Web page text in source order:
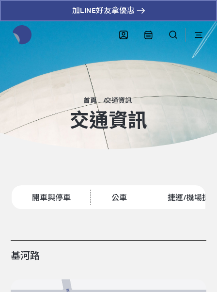
加LINE好友拿優惠
首頁 交通資訊
交通資訊
開車與停車 公車 捷運/機場捷運
基河路